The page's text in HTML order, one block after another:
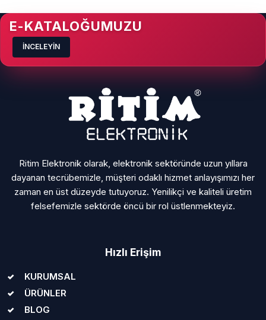
E-KATALOĞUMUZU
İNCELEYİN
Ritim Elektronik olarak, elektronik sektöründe uzun yıllara
dayanan tecrübemizle, müşteri odaklı hizmet anlayışımızı her
zaman en üst düzeyde tutuyoruz. Yenilikçi ve kaliteli üretim
felsefemizle sektörde öncü bir rol üstlenmekteyiz.
Hızlı Erişim
KURUMSAL
ÜRÜNLER
BLOG